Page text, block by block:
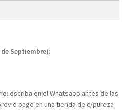
Septiembre):
escriba en el Whatsapp antes de las
pago en una tienda de c/pureza